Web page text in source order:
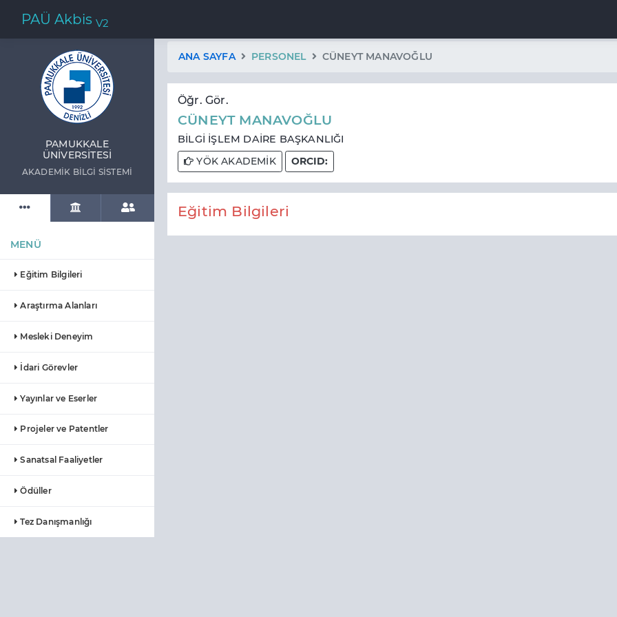
PAÜ Akbis V2
PAMUKKALE
ÜNIVERSITESI
AKADEMIK BILGI SISTEMI
MENÜ
Eğitim Bilgileri
Araştırma Alanları
Mesleki Deneyim
İdari Görevler
Yayınlar ve Eserler
Projeler ve Patentler
Sanatsal Faaliyetler
Ödüller
Tez Danışmanlığı
ANA SAYFA PERSONEL CÜNEYT MANAVOĞLU
Öğr. Gör.
CÜNEYT MANAVOĞLU
BİLGİ İŞLEM DAİRE BAŞKANLIĞI
YÖK AKADEMİK
ORCID:
Eğitim Bilgileri